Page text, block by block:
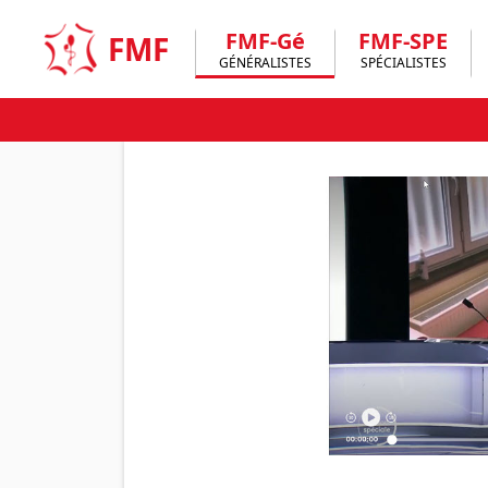
content
FMF FMF-Gé
GÉNÉRALISTES
FMF-SPE
SPÉCIALISTES